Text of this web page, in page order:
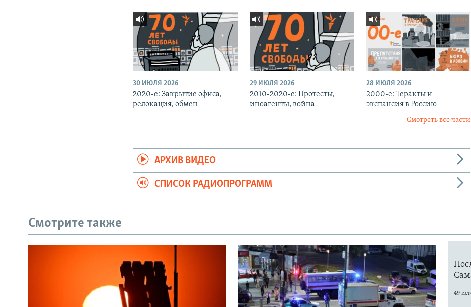
30 ИЮЛЯ 2026
2020-е: Закрытие офиса,
релокация, обмен
29 ИЮЛЯ 2026
2010-2020-е: Протесты,
иноагенты, война
28 ИЮЛЯ 2026
2000-е: Теракты и
экспансия в Россию
Смотреть все части
АРХИВ ВИДЕО
СПИСОК РАДИОПРОГРАММ
Смотрите также